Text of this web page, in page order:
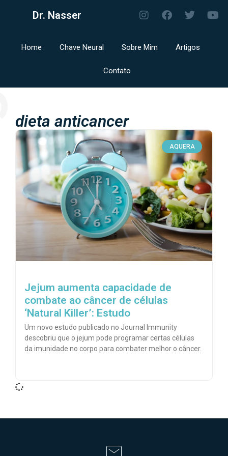
Dr. Nasser
Home Chave Neural Sobre Mim Artigos
Contato
dieta anticancer
AQUERA
Jejum aumenta capacidade de
combate ao câncer de células
‘Natural Killer’: Estudo
Um novo estudo publicado no Journal Immunity
descobriu que o jejum pode programar certas células
da imunidade no corpo para combater melhor o câncer.